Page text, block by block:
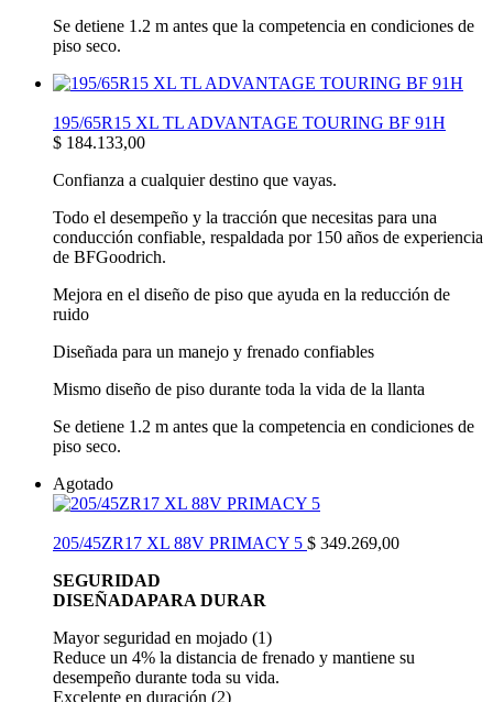
Se detiene 1.2 m antes que la competencia en condiciones de
piso seco.
195/65R15 XL TL ADVANTAGE TOURING BF 91H
$ 184.133,00
Confianza a cualquier destino que vayas.
Todo el desempeño y la tracción que necesitas para una
conducción confiable, respaldada por 150 años de experiencia
de BFGoodrich.
Mejora en el diseño de piso que ayuda en la reducción de
ruido
Diseñada para un manejo y frenado confiables
Mismo diseño de piso durante toda la vida de la llanta
Se detiene 1.2 m antes que la competencia en condiciones de
piso seco.
Agotado
205/45ZR17 XL 88V PRIMACY 5 $ 349.269,00
SEGURIDAD
DISEÑADAPARA DURAR
Mayor seguridad en mojado (1)
Reduce un 4% la distancia de frenado y mantiene su
desempeño durante toda su vida.
Excelente en duración (2)